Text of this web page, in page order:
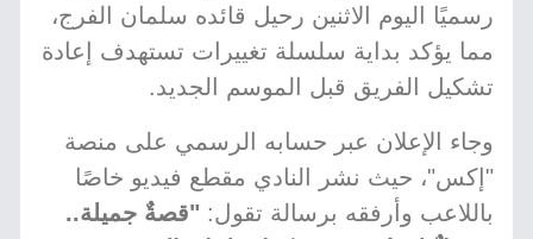
رسميًا اليوم الاثنين رحيل قائده سلمان الفرج،
مما يؤكد بداية سلسلة تغييرات تستهدف إعادة
تشكيل الفريق قبل الموسم الجديد.
وجاء الإعلان عبر حسابه الرسمي على منصة
"إكس"، حيث نشر النادي مقطع فيديو خاصًا
باللاعب وأرفقه برسالة تقول: "قصةٌ جميلة..